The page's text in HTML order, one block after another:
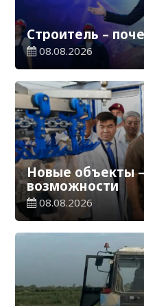
Строитель –
08.08.2026
Новые объекты
возможности
08.08.2026